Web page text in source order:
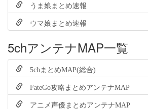
うま娘まとめ速報
ウマ娘まとめ速報
5chアンテナMAP一覧
5chまとめMAP(総合)
FateGo攻略まとめアンテナMAP
アニメ声優まとめアンテナMAP